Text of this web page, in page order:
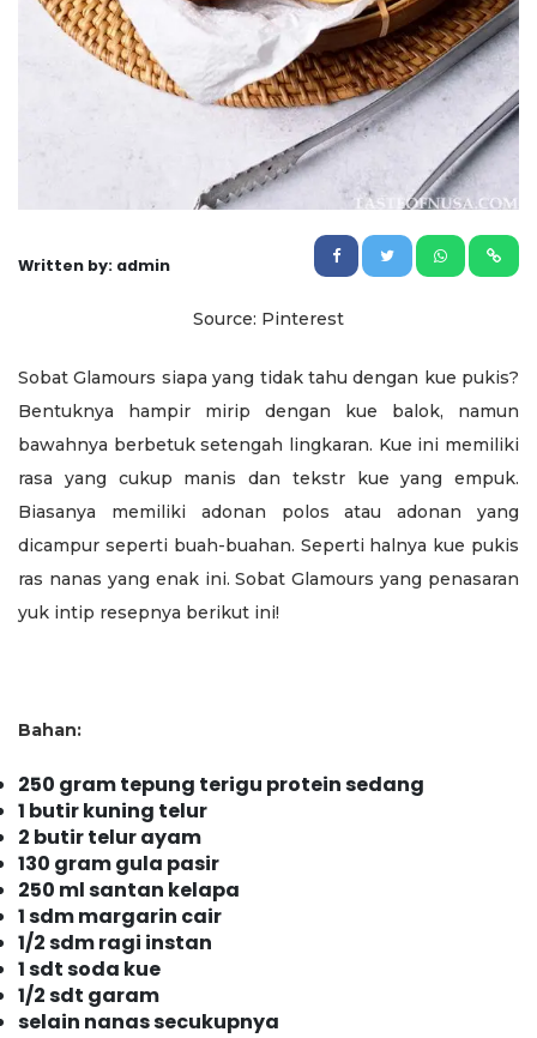
Written by: admin
Source: Pinterest
Sobat Glamours siapa yang tidak tahu dengan kue pukis?
Bentuknya hampir mirip dengan kue balok, namun
bawahnya berbetuk setengah lingkaran. Kue ini memiliki
rasa yang cukup manis dan tekstr kue yang empuk.
Biasanya memiliki adonan polos atau adonan yang
dicampur seperti buah-buahan. Seperti halnya kue pukis
ras nanas yang enak ini. Sobat Glamours yang penasaran
yuk intip resepnya berikut ini!
Bahan:
250 gram tepung terigu protein sedang
1 butir kuning telur
2 butir telur ayam
130 gram gula pasir
250 ml santan kelapa
1 sdm margarin cair
1/2 sdm ragi instan
1 sdt soda kue
1/2 sdt garam
selain nanas secukupnya